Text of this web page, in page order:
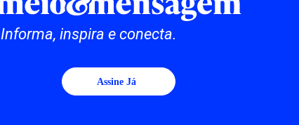
Informa, inspira e conecta.
Assine Já